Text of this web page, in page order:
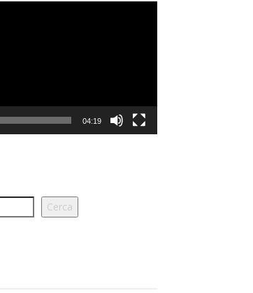
04:19
Cerca